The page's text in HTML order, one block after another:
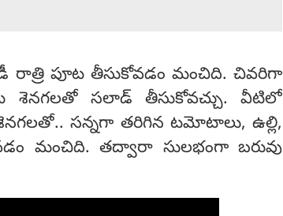
పూట తీసుకోవడం మంచిది. చివరిగా
శెనగలతో సలాడ్ తీసుకోవచ్చు. వీటిలో
సన్నగా తరిగిన టమోటాలు, ఉల్లి,
మంచిది. తద్వారా సులభంగా బరువు